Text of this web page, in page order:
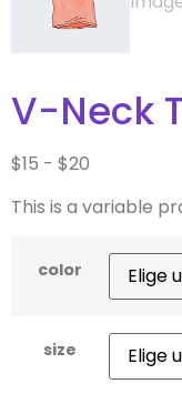
V-Neck
$15 - $20
This is a variable
color
size